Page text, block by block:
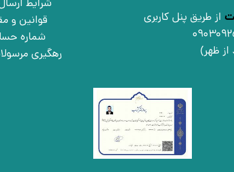
از طریق پنل کاربری
قوانین و
شماره
رهگیری